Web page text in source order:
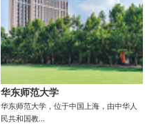
华东师范大学
华东师范大学，位于中国上海，由中华人
民共和国教...